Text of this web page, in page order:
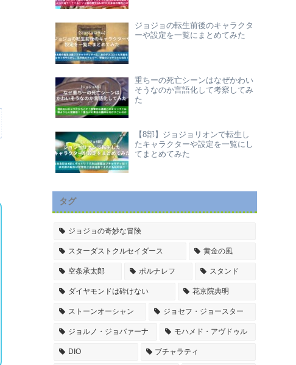
ジョジョの転生前後のキャラクタ
ーや設定を一覧にまとめてみた
重ちーの死亡シーンはなぜかわい
そうなのか言語化して考察してみ
た
【8部】ジョジョリオンで転生し
たキャラクターや設定を一覧にし
てまとめてみた
タグ
ジョジョの奇妙な冒険
スターダストクルセイダース 黄金の風
空条承太郎 ポルナレフ スタンド
ダイヤモンドは砕けない 花京院典明
ストーンオーシャン ジョセフ・ジョースター
ジョルノ・ジョバァーナ モハメド・アヴドゥル
DIO ブチャラティ